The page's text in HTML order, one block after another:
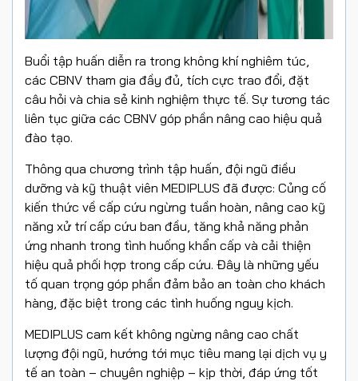
Buổi tập huấn diễn ra trong không khí nghiêm túc,
các CBNV tham gia đầy đủ, tích cực trao đổi, đặt
câu hỏi và chia sẻ kinh nghiệm thực tế. Sự tương tác
liên tục giữa các CBNV góp phần nâng cao hiệu quả
đào tạo.
Thông qua chương trình tập huấn, đội ngũ điều
dưỡng và kỹ thuật viên MEDIPLUS đã được: Củng cố
kiến thức về cấp cứu ngừng tuần hoàn, nâng cao kỹ
năng xử trí cấp cứu ban đầu, tăng khả năng phản
ứng nhanh trong tình huống khẩn cấp và cải thiện
hiệu quả phối hợp trong cấp cứu. Đây là những yếu
tố quan trọng góp phần đảm bảo an toàn cho khách
hàng, đặc biệt trong các tình huống nguy kịch.
MEDIPLUS cam kết không ngừng nâng cao chất
lượng đội ngũ, hướng tới mục tiêu mang lại dịch vụ y
tế an toàn – chuyên nghiệp – kịp thời, đáp ứng tốt